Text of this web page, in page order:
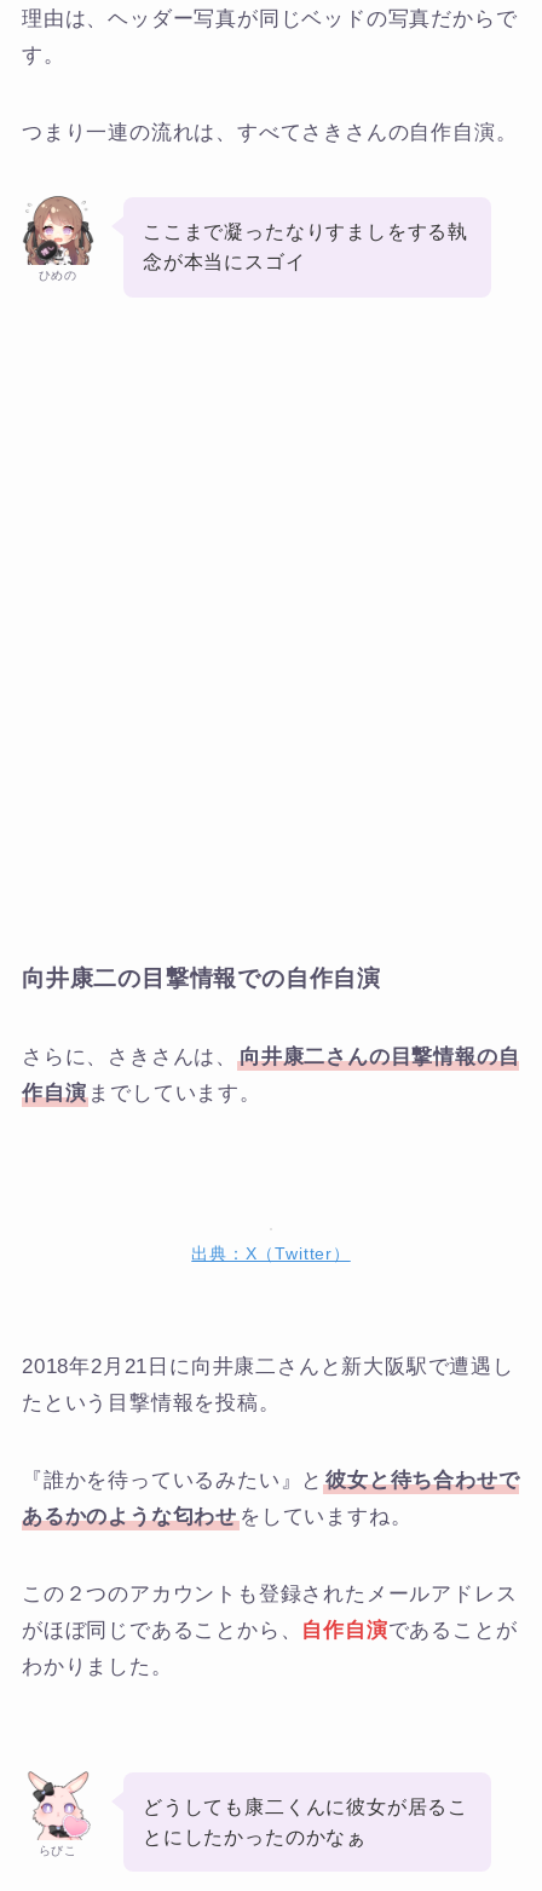
理由は、ヘッダー写真が同じベッドの写真だからで
す。
つまり一連の流れは、すべてさきさんの自作自演。
ひめの
ここまで凝ったなりすましをする執
念が本当にスゴイ
向井康二の目撃情報での自作自演
さらに、さきさんは、
向井康二さんの目撃情報の自
作自演 までしています。
出典：X（Twitter）
2018年2月21日に向井康二さんと新大阪駅で遭遇し
たという目撃情報を投稿。
『誰かを待っているみたい』と彼女と待ち合わせで
あるかのような匂わせをしていますね。
この２つのアカウントも登録されたメールアドレス
がほぼ同じであることから、 自作自演であることが
わかりました。
らびこ
どうしても康二くんに彼女が居るこ
とにしたかったのかなぁ